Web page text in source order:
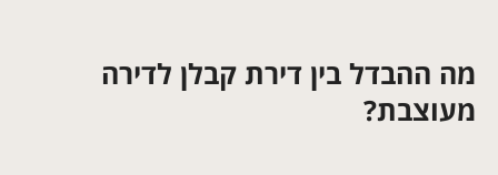
מה ההבדל בין דירת קבלן לדירה
מעוצבת?